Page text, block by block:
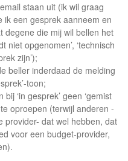
staan uit (ik wil graag
ik een gesprek aanneem en
degene die mij wil bellen het
niet opgenomen’, ‘technisch
zijn’);
beller inderdaad de melding
toon;
‘in gesprek’ geen ‘gemist
oproepen (terwijl anderen -
provider- dat wel hebben, dat
voor een budget-provider,